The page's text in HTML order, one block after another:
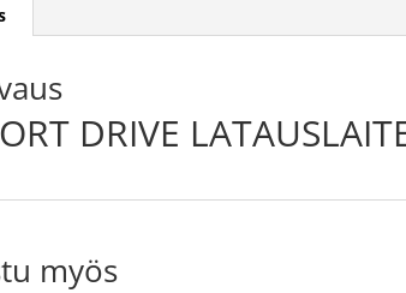
DRIVE
myös